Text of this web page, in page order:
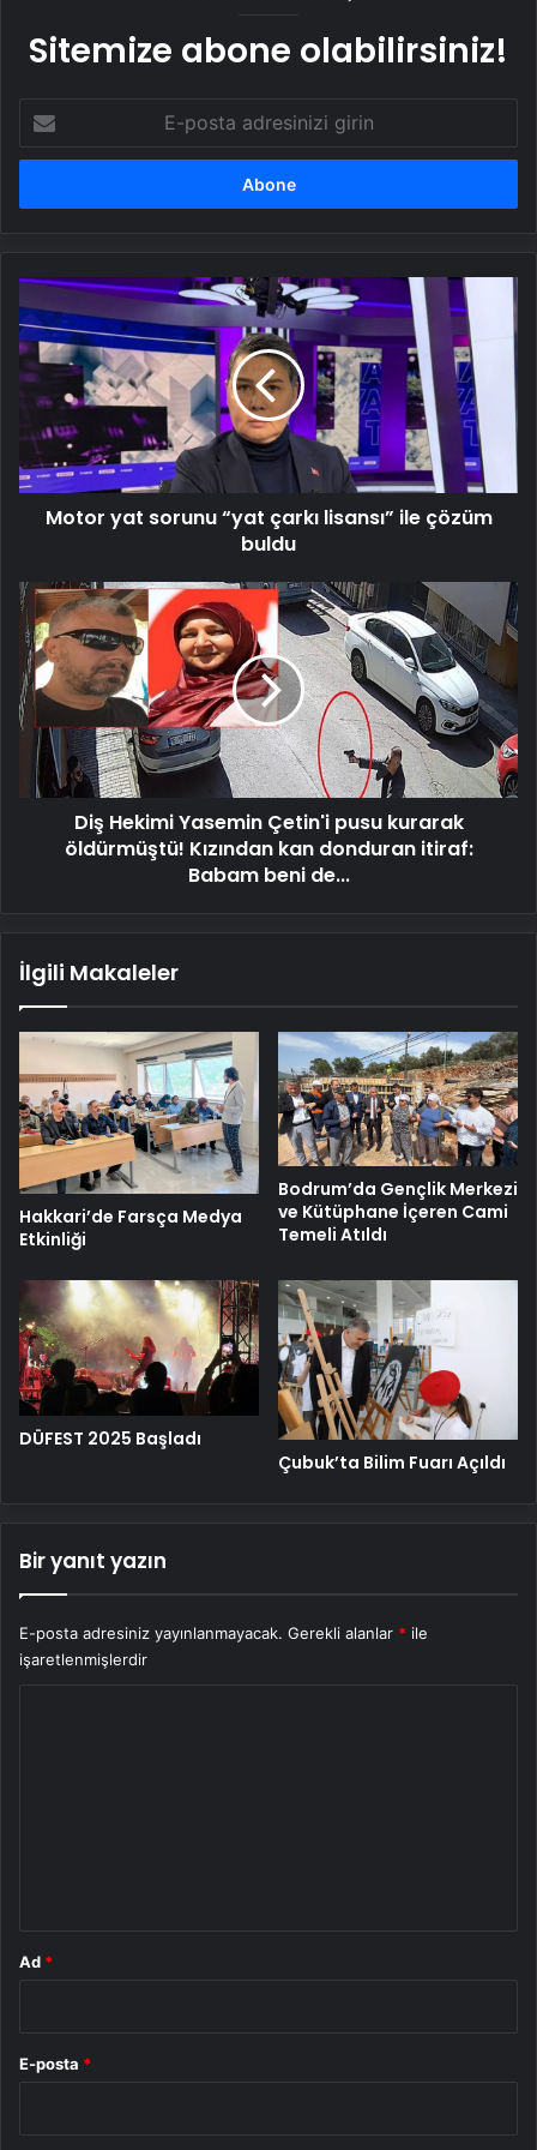
Sitemize abone olabilirsiniz!
posta
adresinizi
Motor
yat
sorunu
“yat
çarkı
lisansı”
ile
çözüm
buldu
Motor yat sorunu “yat çarkı lisansı” ile çözüm
buldu
Diş
Hekimi
Yasemin
Çetin'i
pusu
kurarak
öldürmüştü!
Kızından
kan
donduranDiş Hekimi Yasemin Çetin'i pusu kurarak
öldürmüştü! Kızından kan donduran itiraf:
Babam beni de...
İlgili Makaleler
Hakkari’de Farsça Medya
Etkinliği
Bodrum’da Gençlik Merkezi
ve Kütüphane İçeren Cami
Temeli Atıldı
DÜFEST 2025 Başladı
Çubuk’ta Bilim Fuarı Açıldı
Bir yanıt yazın
E-posta adresiniz yayınlanmayacak. Gerekli alanlar * ile
işaretlenmişlerdir
Ad *
E-posta *